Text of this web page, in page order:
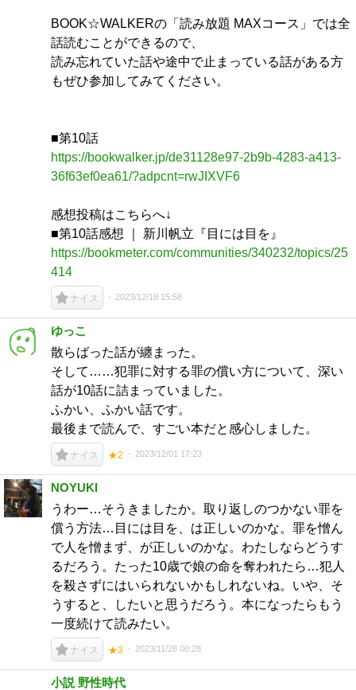
BOOK☆WALKERの「読み放題 MAXコース」では全
話読むことができるので、
読み忘れていた話や途中で止まっている話がある方
もぜひ参加してみてください。
■第10話
https://bookwalker.jp/de31128e97-2b9b-4283-a413-
36f63ef0ea61/?adpcnt=rwJIXVF6
感想投稿はこちらへ↓
■第10話感想 ｜ 新川帆立『目には目を』
https://bookmeter.com/communities/340232/topics/25
414
ナイス 2023/12/18 15:58
ゆっこ
散らばった話が纏まった。
そして……犯罪に対する罪の償い方について、深い
話が10話に詰まっていました。
ふかい、ふかい話です。
最後まで読んで、すごい本だと感心しました。
ナイス ★2 2023/12/01 17:23
NOYUKI
うわー…そうきましたか。取り返しのつかない罪を
償う方法…目には目を、は正しいのかな。罪を憎ん
で人を憎まず、が正しいのかな。わたしならどうす
るだろう。たった10歳で娘の命を奪われたら…犯人
を殺さずにはいられないかもしれないね。いや、そ
うすると、したいと思うだろう。本になったらもう
一度続けて読みたい。
ナイス ★3 2023/11/28 00:28
小説 野性時代